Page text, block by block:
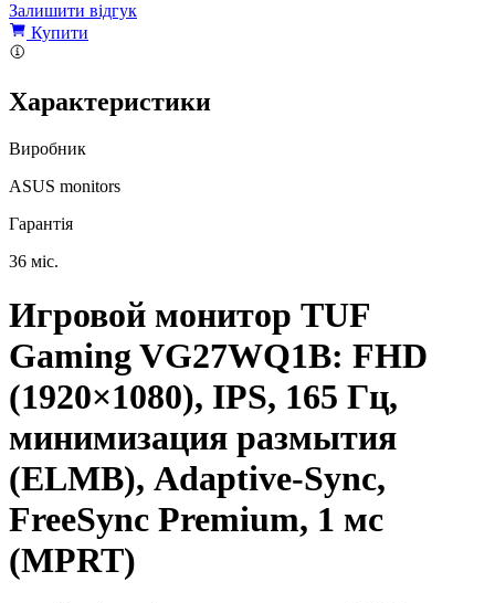
Залишити відгук
Купити
Характеристики
Виробник
ASUS monitors
Гарантія
36 міс.
Игровой монитор TUF
Gaming VG27WQ1B: FHD
(1920×1080), IPS, 165 Гц,
минимизация размытия
(ELMB), Adaptive-Sync,
FreeSync Premium, 1 мс
(MPRT)